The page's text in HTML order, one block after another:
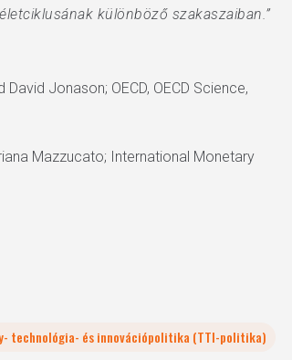
különböző szakaszaiban.”
Jonason; OECD, OECD Science,
Mazzucato; International Monetary
technológia- és innovációpolitika (TTI-politika)